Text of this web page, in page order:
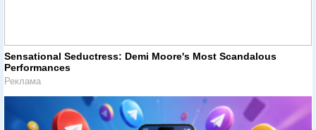
Sensational Seductress: Demi Moore's Most Scandalous
Performances
Реклама